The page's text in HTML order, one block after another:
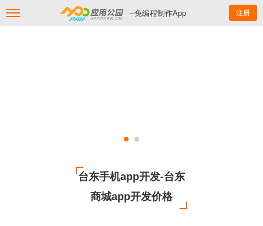
--免编程制作App 注册
台东手机app开发-台东
商城app开发价格